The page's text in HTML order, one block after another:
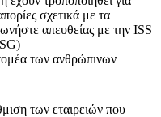
σχετικά με τα
απευθείας με την ISS
των ανθρώπινων
των εταιρειών που